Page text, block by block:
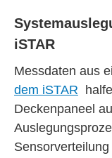
iSTAR
Messdaten aus
dem iSTAR
Deckenpaneel